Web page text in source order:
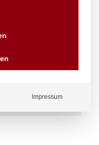
über 40 Jahren
Paypal,
Impressum